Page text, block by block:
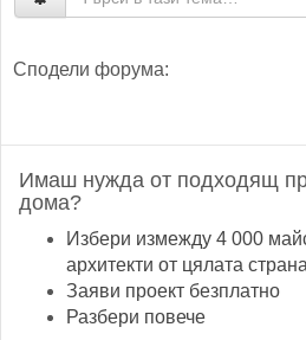
Сподели форума:
Имаш нужда от подходящ
дома?
Избери измежду 4 000
архитекти от цялата страна
Заяви проект безплатно
Разбери повече